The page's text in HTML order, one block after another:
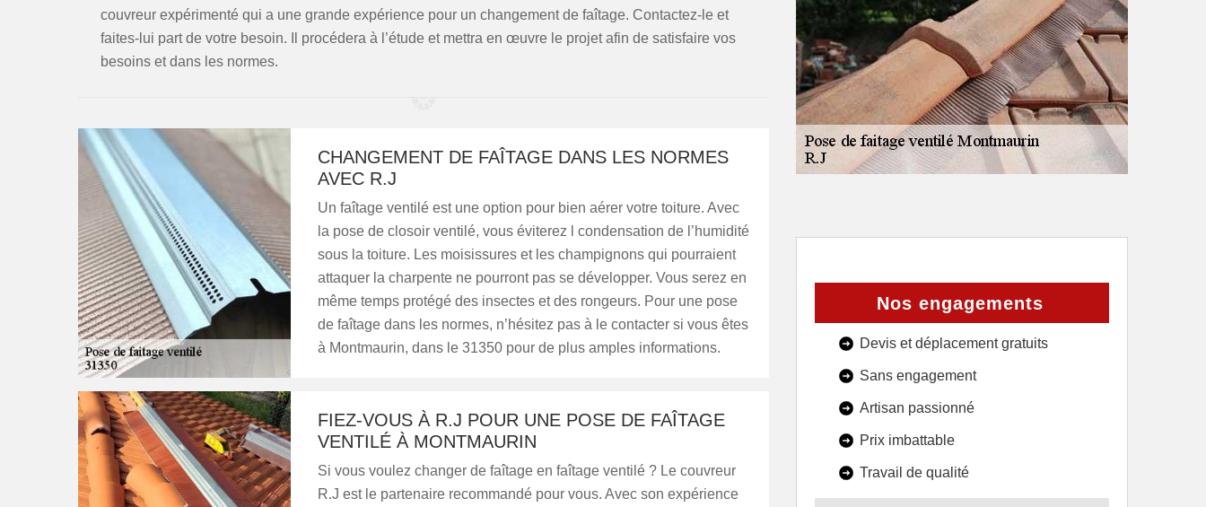
couvreur expérimenté qui a une grande expérience pour un changement de faîtage. Contactez-le et
faites-lui part de votre besoin. Il procédera à l’étude et mettra en œuvre le projet afin de satisfaire vos
besoins et dans les normes.
CHANGEMENT DE FAÎTAGE DANS LES NORMES
AVEC R.J
Un faîtage ventilé est une option pour bien aérer votre toiture. Avec
la pose de closoir ventilé, vous éviterez l condensation de l’humidité
sous la toiture. Les moisissures et les champignons qui pourraient
attaquer la charpente ne pourront pas se développer. Vous serez en
même temps protégé des insectes et des rongeurs. Pour une pose
de faîtage dans les normes, n’hésitez pas à le contacter si vous êtes
à Montmaurin, dans le 31350 pour de plus amples informations.
FIEZ-VOUS À R.J POUR UNE POSE DE FAÎTAGE
VENTILÉ À MONTMAURIN
Si vous voulez changer de faîtage en faîtage ventilé ? Le couvreur
R.J est le partenaire recommandé pour vous. Avec son expérience
Nos engagements
Devis et déplacement gratuits
Sans engagement
Artisan passionné
Prix imbattable
Travail de qualité